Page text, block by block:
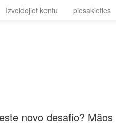
Izveidojiet kontu piesakieties
novo desafio? Mãos